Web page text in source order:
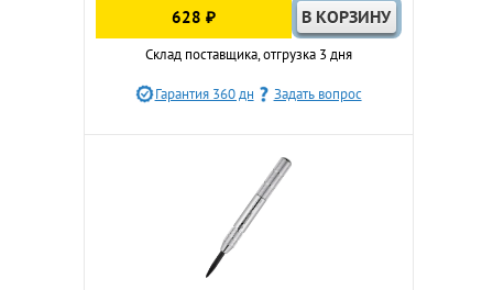
628 ₽
Склад поставщика, отгрузка 3 дня
Гарантия 360 дн Задать вопрос